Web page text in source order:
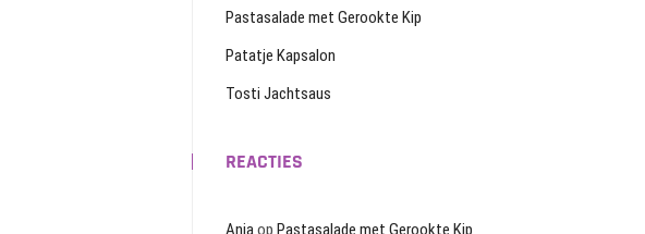
Pastasalade met Gerookte Kip
Patatje Kapsalon
Tosti Jachtsaus
REACTIES
Anjaop Pastasalade met Gerookte Kip